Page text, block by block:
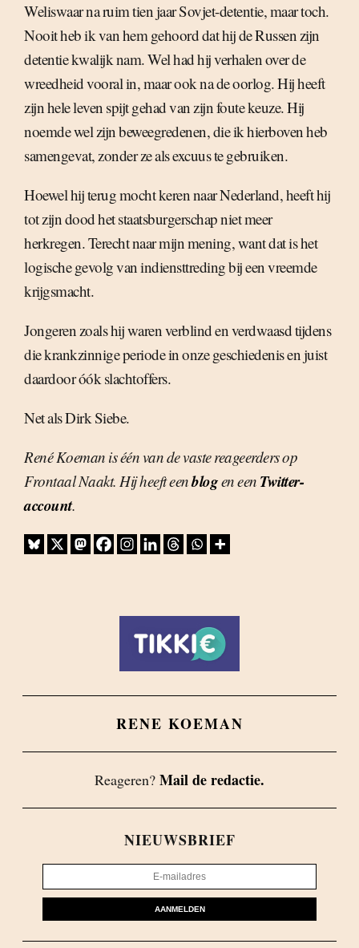
Weliswaar na ruim tien jaar Sovjet-detentie, maar toch.
Nooit heb ik van hem gehoord dat hij de Russen zijn
detentie kwalijk nam. Wel had hij verhalen over de
wreedheid vooral in, maar ook na de oorlog. Hij heeft
zijn hele leven spijt gehad van zijn foute keuze. Hij
noemde wel zijn beweegredenen, die ik hierboven heb
samengevat, zonder ze als excuus te gebruiken.
Hoewel hij terug mocht keren naar Nederland, heeft hij
tot zijn dood het staatsburgerschap niet meer
herkregen. Terecht naar mijn mening, want dat is het
logische gevolg van indiensttreding bij een vreemde
krijgsmacht.
Jongeren zoals hij waren verblind en verdwaasd tijdens
die krankzinnige periode in onze geschiedenis en juist
daardoor óók slachtoffers.
Net als Dirk Siebe.
René Koeman is één van de vaste reageerders op
Frontaal Naakt. Hij heeft eenblogen een Twitter-
account.
RENE KOEMAN
Reageren? Mail de redactie.
NIEUWSBRIEF
AANMELDEN